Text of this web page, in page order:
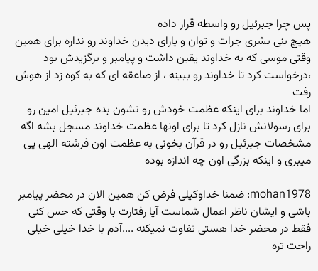
پس چرا جبرئیل رو واسطه قرار داده
هیچ بنی بشری جرات و توان و یارای دیدن خداوند رو نداره برای همین
وقتی موسی که به خداوند یقین داشت و پیامبر و برگزیدش بود
،درخواست کرد تا خداوند رو ببینه ، از صاعقه ای که به کوه زد از هوش
رفت
اما خداوند برای اینکه عظمت خودش رو نشون بده جبرئیل امین رو
برای رسولانش نازل کرد تا برای اونها عظمت خداوند مسجل بشه اگه
مشخصات جبرئیل رو در قرآن بخونی به عظمت اون فرشته الهی پی
میبری و اینکه بزرگی اون چه اندازه بوده
mohan1978: ضمنا خداوکیلی فرض کن همین الان در محضر پیامبر
باشی و ایشان ناظر اعمال شماست آیا رفتارت با وقتی که حس کنی
فقط در محضر خدا هستی تفاوت نمیکنه ....آدم با خدا خیلی خیلی
راحت تره